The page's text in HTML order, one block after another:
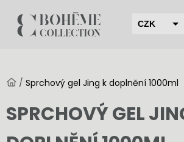
CZK
/ Sprchový gel Jing k doplnění 1000ml
SPRCHOVÝ GEL